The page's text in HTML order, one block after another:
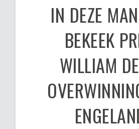
IN DEZE
BEKEEK
WILLIAM